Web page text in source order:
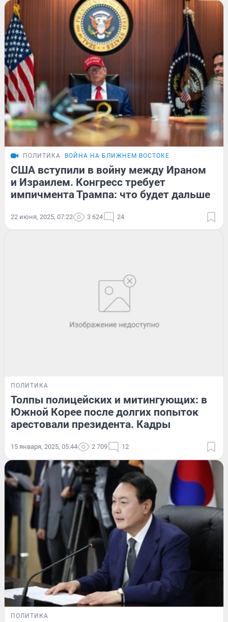
ПОЛИТИКА ВОЙНА НА БЛИЖНЕМ ВОСТОКЕ
США вступили в войну между Ираном
и Израилем. Конгресс требует
импичмента Трампа: что будет дальше
22 июня, 2025, 07:22 3 624 24
ПОЛИТИКА
Толпы полицейских и митингующих: в
Южной Корее после долгих попыток
арестовали президента. Кадры
15 января, 2025, 05:44 2 709 12
ПОЛИТИКА